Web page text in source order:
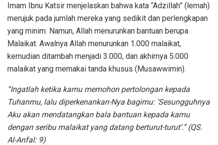
Imam Ibnu Katsir menjelaskan bahwa kata “Adzillah” (lemah)
merujuk pada jumlah mereka yang sedikit dan perlengkapan
yang minim. Namun, Allah menurunkan bantuan berupa
Malaikat. Awalnya Allah menurunkan 1.000 malaikat,
kemudian ditambah menjadi 3.000, dan akhirnya 5.000
malaikat yang memakai tanda khusus (Musawwimin).
“Ingatlah ketika kamu memohon pertolongan kepada
Tuhanmu, lalu diperkenankan-Nya bagimu: ‘Sesungguhnya
Aku akan mendatangkan bala bantuan kepada kamu
dengan seribu malaikat yang datang berturut-turut’.” (QS.
Al-Anfal: 9)